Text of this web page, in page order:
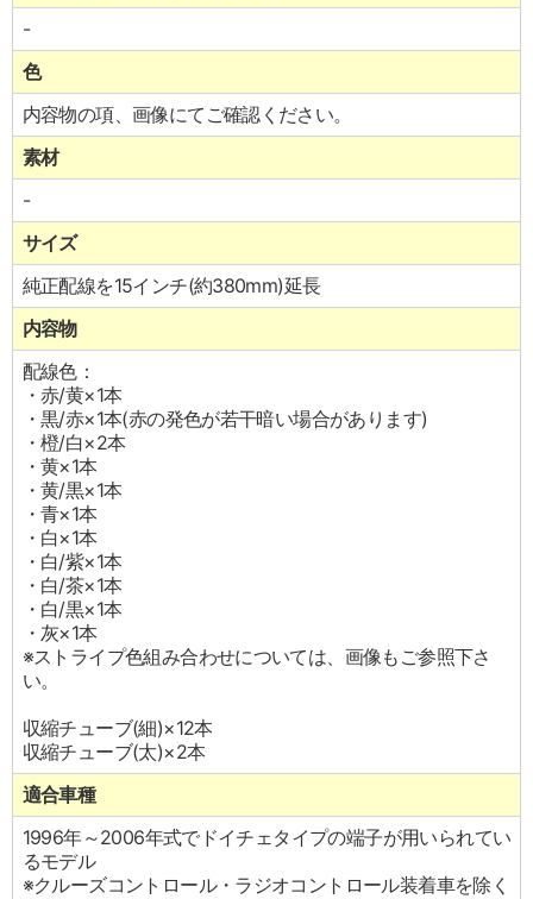
-
色
内容物の項、画像にてご確認ください。
素材
-
サイズ
純正配線を15インチ(約380mm)延長
内容物
配線色：
・赤/黄×1本
・黒/赤×1本(赤の発色が若干暗い場合があります)
・橙/白×2本
・黄×1本
・黄/黒×1本
・青×1本
・白×1本
・白/紫×1本
・白/茶×1本
・白/黒×1本
・灰×1本
※ストライプ色組み合わせについては、画像もご参照下さ
い。
収縮チューブ(細)×12本
収縮チューブ(太)×2本
適合車種
1996年～2006年式でドイチェタイプの端子が用いられてい
るモデル
※クルーズコントロール・ラジオコントロール装着車を除く